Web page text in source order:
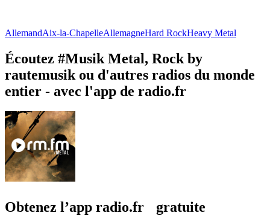
AllemandAix-la-ChapelleAllemagneHard RockHeavy Metal
Écoutez #Musik Metal, Rock by
rautemusik ou d'autres radios du monde
entier - avec l'app de radio.fr
Obtenez l’app radio.fr gratuite